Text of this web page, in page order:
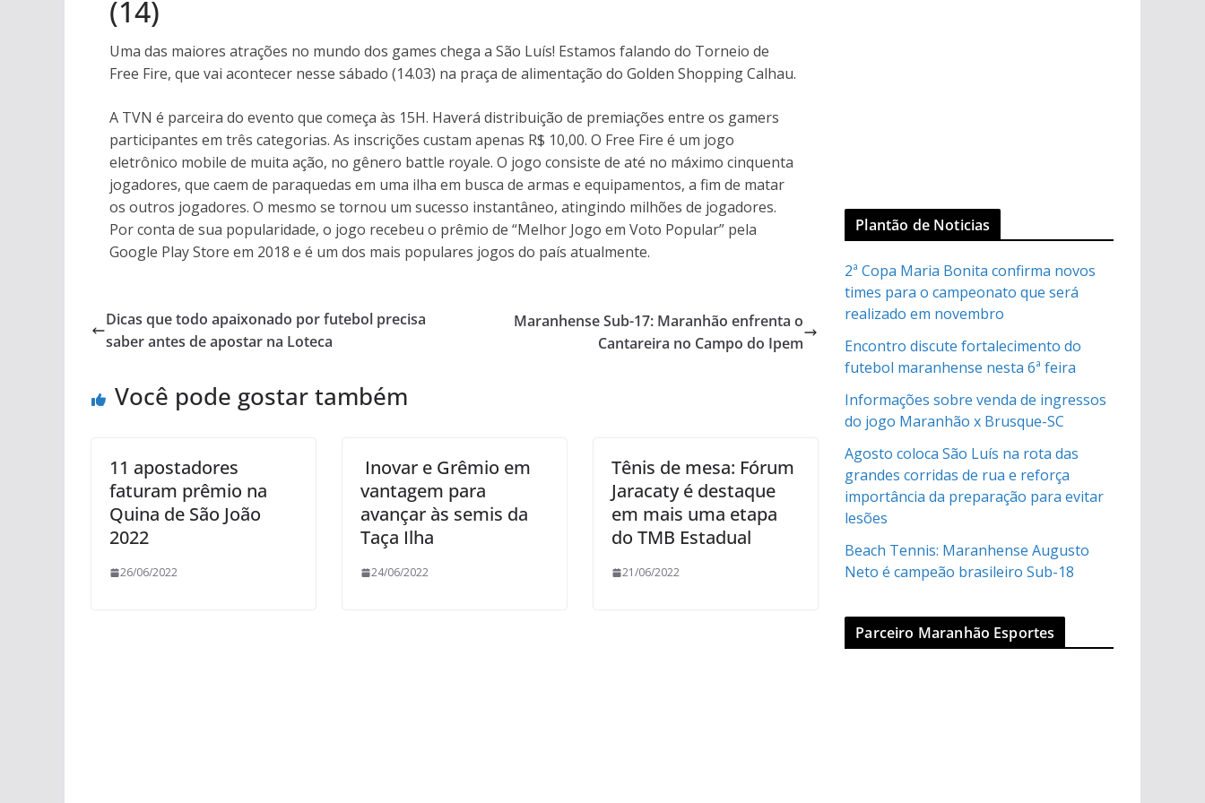
(14)
Uma das maiores atrações no mundo dos games chega a São Luís! Estamos falando do Torneio de
Free Fire, que vai acontecer nesse sábado (14.03) na praça de alimentação do Golden Shopping Calhau.
A TVN é parceira do evento que começa às 15H. Haverá distribuição de premiações entre os gamers
participantes em três categorias. As inscrições custam apenas R$ 10,00. O Free Fire é um jogo
eletrônico mobile de muita ação, no gênero battle royale. O jogo consiste de até no máximo cinquenta
jogadores, que caem de paraquedas em uma ilha em busca de armas e equipamentos, a fim de matar
os outros jogadores. O mesmo se tornou um sucesso instantâneo, atingindo milhões de jogadores.
Por conta de sua popularidade, o jogo recebeu o prêmio de “Melhor Jogo em Voto Popular” pela
Google Play Store em 2018 e é um dos mais populares jogos do país atualmente.
Dicas que todo apaixonado por futebol precisa
saber antes de apostar na Loteca
Maranhense Sub-17: Maranhão enfrenta o
Cantareira no Campo do Ipem
Você pode gostar também
11 apostadores
faturam prêmio na
Quina de São João
2022
26/06/2022
Inovar e Grêmio em
vantagem para
avançar às semis da
Taça Ilha
24/06/2022
Tênis de mesa: Fórum
Jaracaty é destaque
em mais uma etapa
do TMB Estadual
21/06/2022
Plantão de Noticias
2ª Copa Maria Bonita confirma novos
times para o campeonato que será
realizado em novembro
Encontro discute fortalecimento do
futebol maranhense nesta 6ª feira
Informações sobre venda de ingressos
do jogo Maranhão x Brusque-SC
Agosto coloca São Luís na rota das
grandes corridas de rua e reforça
importância da preparação para evitar
lesões
Beach Tennis: Maranhense Augusto
Neto é campeão brasileiro Sub-18
Parceiro Maranhão Esportes